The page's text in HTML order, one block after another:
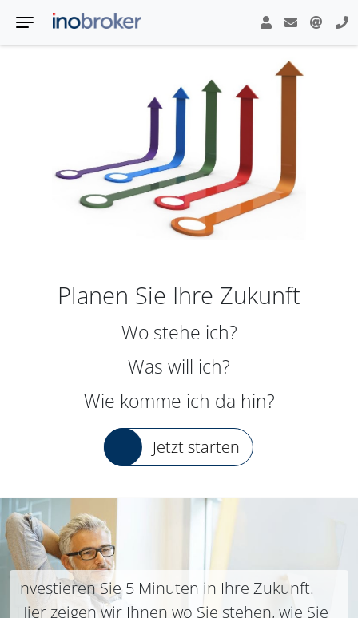
Planen Sie Ihre Zukunft
Wo stehe ich?
Was will ich?
Wie komme ich da hin?
Jetzt starten
Investieren Sie 5 Minuten in Ihre Zukunft.
Hier zeigen wir Ihnen wo Sie stehen, wie Sie